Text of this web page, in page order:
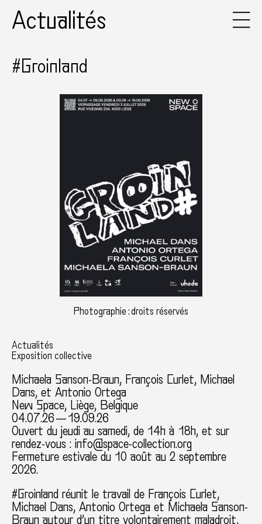
Actualités
#Groinland
Photographie : droits réservés
Actualités
Exposition collective
Michaela Sanson-Braun, François Curlet, Michael
Dans, et Antonio Ortega
New Space, Liège, Belgique
04.07.26 — 19.09.26
Ouvert du jeudi au samedi, de 14h à 18h, et sur
rendez-vous : info@space-collection.org
Fermeture estivale du 10 août au 2 septembre
2026.
#Groinland réunit le travail de François Curlet,
Michael Dans, Antonio Ortega et Michaela Sanson-
Braun autour d’un titre volontairement maladroit,